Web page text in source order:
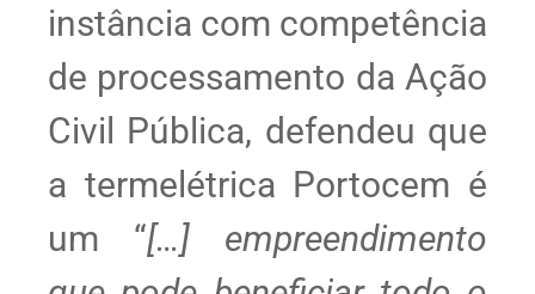
instância com competência
de processamento da Ação
Civil Pública, defendeu que
a termelétrica Portocem é
um “[…] empreendimento